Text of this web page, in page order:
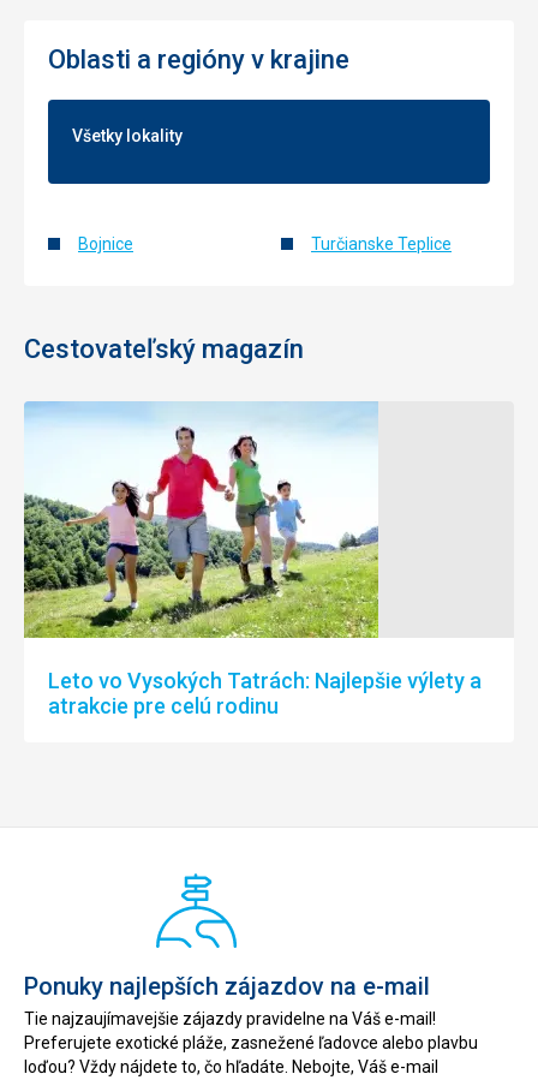
Oblasti a regióny v krajine
Všetky lokality
Bojnice Turčianske Teplice
Cestovateľský magazín
Leto vo Vysokých Tatrách: Najlepšie výlety a
atrakcie pre celú rodinu
Ponuky najlepších zájazdov na e-mail
Tie najzaujímavejšie zájazdy pravidelne na Váš e-mail!
Preferujete exotické pláže, zasnežené ľadovce alebo plavbu
loďou? Vždy nájdete to, čo hľadáte. Nebojte, Váš e-mail